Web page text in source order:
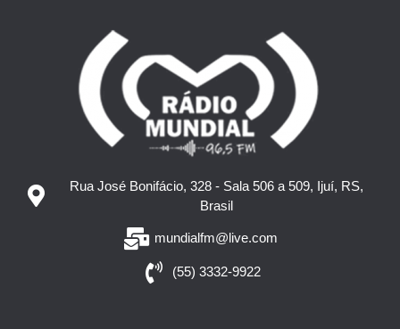
Rua José Bonifácio, 328 - Sala 506 a 509, Ijuí, RS,
Brasil
mundialfm@live.com
(55) 3332-9922